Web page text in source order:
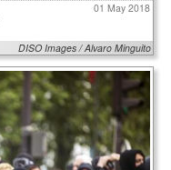
01 May 2018
DISO Images / Alvaro Minguito